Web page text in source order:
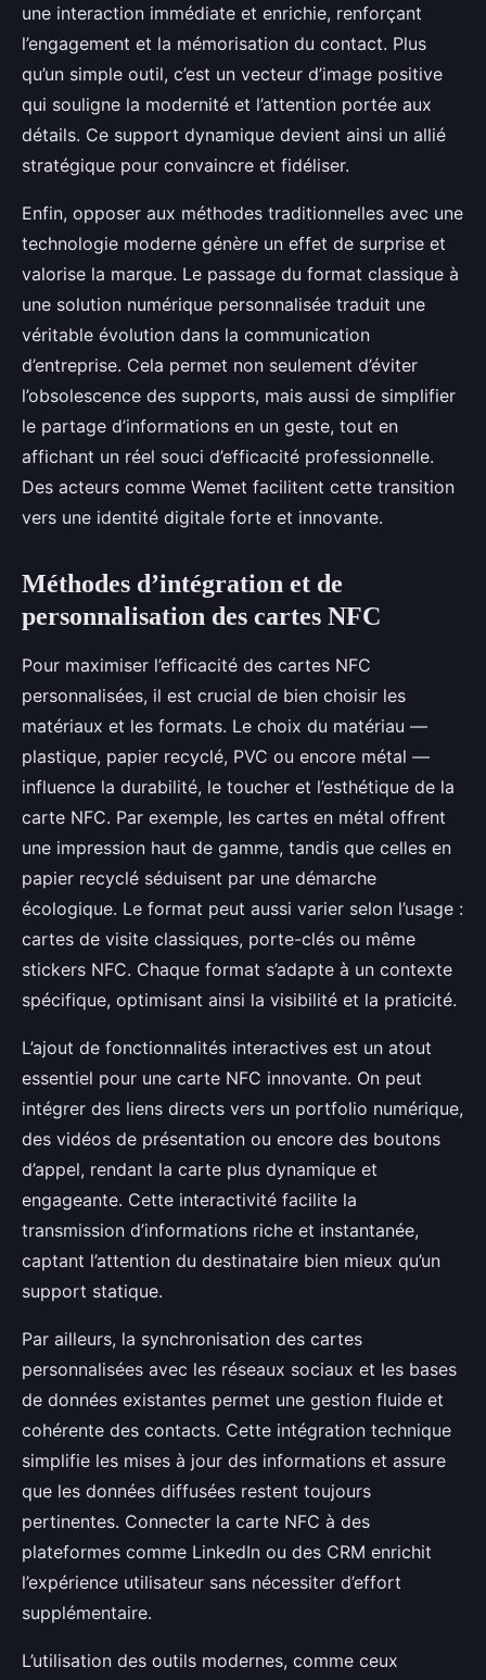
une interaction immédiate et enrichie, renforçant
l’engagement et la mémorisation du contact. Plus
qu’un simple outil, c’est un vecteur d’image positive
qui souligne la modernité et l’attention portée aux
détails. Ce support dynamique devient ainsi un allié
stratégique pour convaincre et fidéliser.
Enfin, opposer aux méthodes traditionnelles avec une
technologie moderne génère un effet de surprise et
valorise la marque. Le passage du format classique à
une solution numérique personnalisée traduit une
véritable évolution dans la communication
d’entreprise. Cela permet non seulement d’éviter
l’obsolescence des supports, mais aussi de simplifier
le partage d’informations en un geste, tout en
affichant un réel souci d’efficacité professionnelle.
Des acteurs comme Wemet facilitent cette transition
vers une identité digitale forte et innovante.
Méthodes d’intégration et de
personnalisation des cartes NFC
Pour maximiser l’efficacité des cartes NFC
personnalisées, il est crucial de bien choisir les
matériaux et les formats. Le choix du matériau —
plastique, papier recyclé, PVC ou encore métal —
influence la durabilité, le toucher et l’esthétique de la
carte NFC. Par exemple, les cartes en métal offrent
une impression haut de gamme, tandis que celles en
papier recyclé séduisent par une démarche
écologique. Le format peut aussi varier selon l’usage :
cartes de visite classiques, porte-clés ou même
stickers NFC. Chaque format s’adapte à un contexte
spécifique, optimisant ainsi la visibilité et la praticité.
L’ajout de fonctionnalités interactives est un atout
essentiel pour une carte NFC innovante. On peut
intégrer des liens directs vers un portfolio numérique,
des vidéos de présentation ou encore des boutons
d’appel, rendant la carte plus dynamique et
engageante. Cette interactivité facilite la
transmission d’informations riche et instantanée,
captant l’attention du destinataire bien mieux qu’un
support statique.
Par ailleurs, la synchronisation des cartes
personnalisées avec les réseaux sociaux et les bases
de données existantes permet une gestion fluide et
cohérente des contacts. Cette intégration technique
simplifie les mises à jour des informations et assure
que les données diffusées restent toujours
pertinentes. Connecter la carte NFC à des
plateformes comme LinkedIn ou des CRM enrichit
l’expérience utilisateur sans nécessiter d’effort
supplémentaire.
L’utilisation des outils modernes, comme ceux